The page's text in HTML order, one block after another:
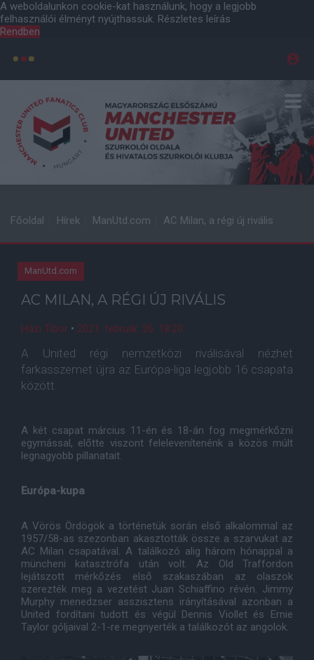
A weboldalunkon cookie-kat használunk, hogy a legjobb
felhasználói élményt nyújthassuk. Részletes leírás
Rendben
Főoldal Hírek ManUtd.com AC Milan, a régi új rivális
ManUtd.com
AC MILAN, A RÉGI ÚJ RIVÁLIS
Házi Tibor • 2021. február. 26. 18:20
A United régi nemzetközi riválisával nézhet
farkasszemet újra az Európa-liga legjobb 16 csapata
között.
A két csapat március 11-én és 18-án fog megmérkőzni
egymással, előtte viszont felelevenítenénk a közös múlt
legnagyobb pillanatait.
Európa-kupa
A Vörös Ördögök a történetük során első alkalommal az
1957/58-as szezonban akasztották össze a szarvukat az
AC Milan csapatával. A találkozó alig három hónappal a
müncheni katasztrófa után volt. Az Old Traffordon
lejátszott mérkőzés első szakaszában az olaszok
szerezték meg a vezetést Juan Schiaffino révén. Jimmy
Murphy menedzser asszisztens irányításával azonban a
United fordítani tudott és végül Dennis Viollet és Ernie
Taylor góljaival 2-1-re megnyerték a találkozót az angolok.